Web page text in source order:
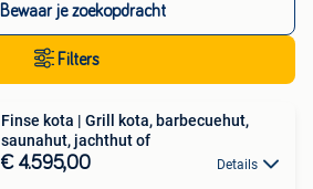
Bewaar je zoekopdracht
Filters
Finse kota | Grill kota, barbecuehut,
saunahut, jachthut of
€ 4.595,00 Details